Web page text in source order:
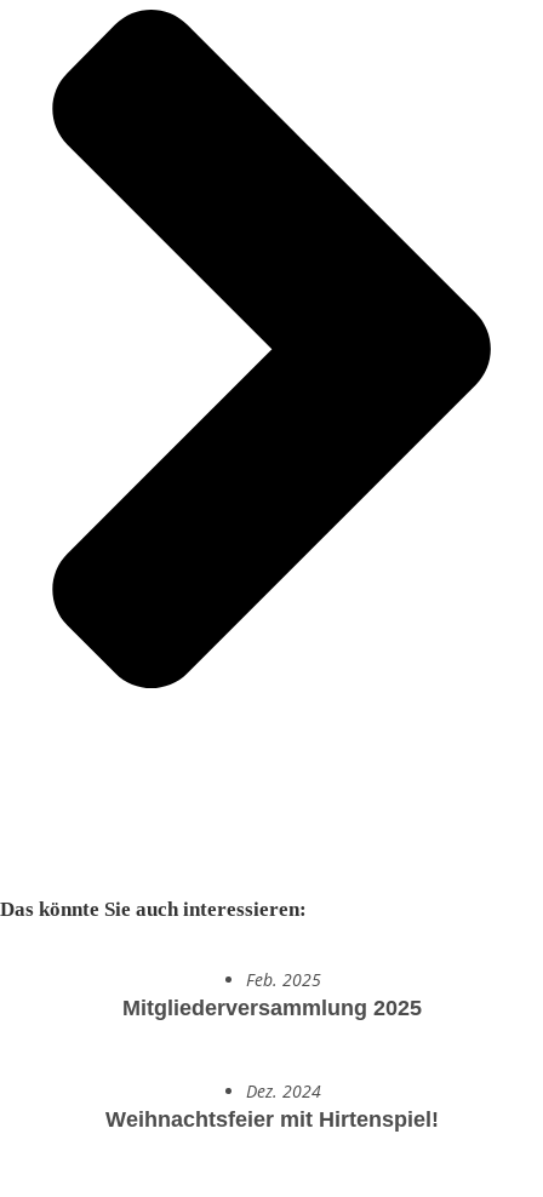
Das könnte Sie auch interessieren:
Feb. 2025
Mitgliederversammlung 2025
Dez. 2024
Weihnachtsfeier mit Hirtenspiel!